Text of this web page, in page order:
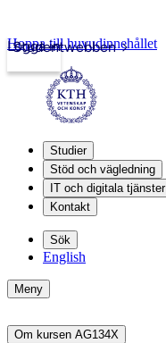
Studentwebben
Logga in
Hoppa till huvudinnehållet
Studier
Stöd och vägledning
IT och digitala tjänster
Kontakt
Sök
English
Meny
Om kursen AG134X